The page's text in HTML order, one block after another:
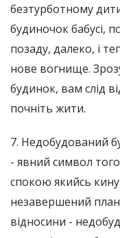
безтурботному
будиночок бабусі,
позаду, далеко, і
нове вогнище.
будинок, вам слід
почніть жити.
7. Недобудований
- явний символ
спокою якийсь
незавершений
відносини -